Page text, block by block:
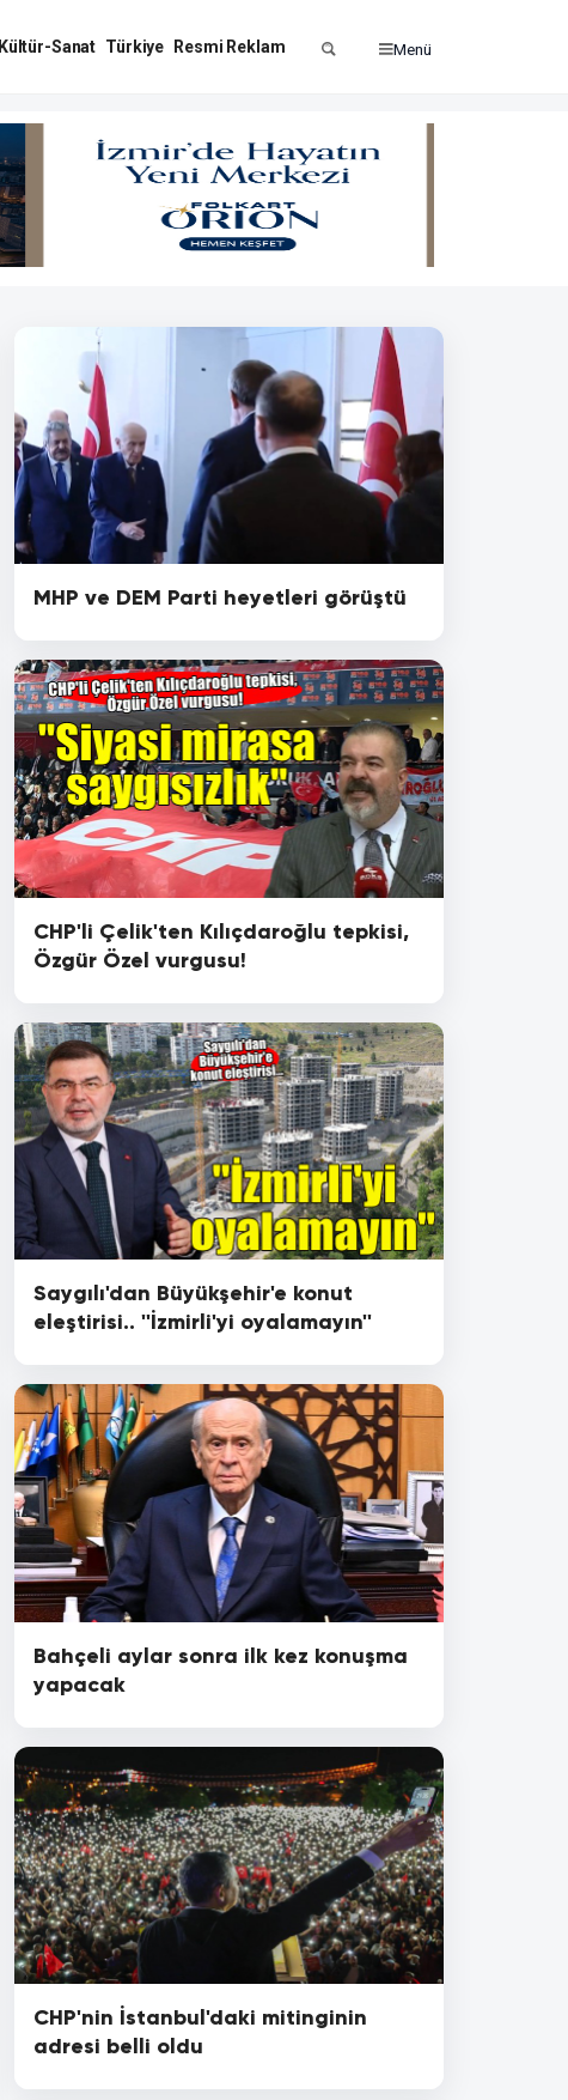
Kültür-Sanat Türkiye Resmi Reklam Menü
MHP ve DEM Parti heyetleri görüştü
CHP'li Çelik'ten Kılıçdaroğlu tepkisi,
Özgür Özel vurgusu!
Saygılı'dan Büyükşehir'e konut
eleştirisi.. ''İzmirli'yi oyalamayın''
Bahçeli aylar sonra ilk kez konuşma
yapacak
CHP'nin İstanbul'daki mitinginin
adresi belli oldu